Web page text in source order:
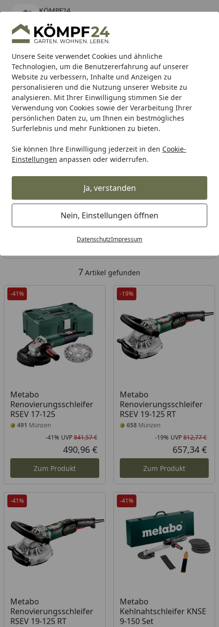
Unsere Seite verwendet Cookies und ähnliche
Technologien, um die Benutzererfahrung auf unserer
Website zu verbessern, Inhalte und Anzeigen zu
personalisieren und die Nutzung unserer Website zu
analysieren. Mit Ihrer Einwilligung stimmen Sie der
Verwendung von Cookies sowie der Verarbeitung Ihrer
persönlichen Daten zu, um Ihnen ein bestmögliches
Surferlebnis und mehr Funktionen zu bieten.
Sie können Ihre Einwilligung jederzeit in den Cookie-
Einstellungen anpassen oder widerrufen.
Ja, verstanden
Nein, Einstellungen öffnen
DatenschutzImpressum
KÖMPF24
kostenlos - Im App Store
Hotline
Alle Produkte
Mein Konto
Suchen
Karibu Pools inkl. gratis Sandfilteranlage & Pool-
Starterset (Gesamtwert bis 468,99€)
Startseite
Maschinen & Werkstatt Elektrowerkzeuge Schleifen &
Weitere Schleifer
Ihre Artikelübersicht
Kategorien
7 Artikel gefunden
-41%
Metabo
Renovierungsschleifer
RSEV 17-125
491 Münzen
Rabatt in Prozent
-41%
Ursprünglicher Preis
UVP841,57 €
Aktueller Preis
490,96 €
Zum Produkt
-19%
Metabo
Renovierungsschleifer
RSEV 19-125 RT
658Münzen
-19% UVP812,77 €
657,34 €
Zum Produkt
-41%
Metabo
Renovierungsschleifer
RSEV 19-125 RT
-41%
Metabo
Kehlnahtschleifer KNSE
9-150 Set